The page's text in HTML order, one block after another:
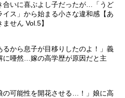
合いに喜ぶよし子だったが…「うど
イス」から始まる小さな違和感【あ
せん Vol.5】
るから息子が目移りしたのよ！」義
に唖然…嫁の高学歴が原因だと主
の可能性を開花させる…！」娘に高